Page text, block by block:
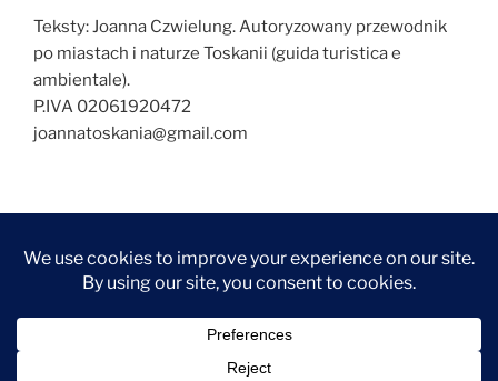
Teksty: Joanna Czwielung. Autoryzowany przewodnik
po miastach i naturze Toskanii (guida turistica e
ambientale).
P.IVA 02061920472
joannatoskania@gmail.com
O
ZWIEDZANIE
FLORENCJI
ZWIEDZANIE
TOSKANII
WYCIECZKIKONTAKTNAJCZĘŚCIEJ
ZADAWANE
FOTOGRAFARTYKUŁYARTYKUŁY